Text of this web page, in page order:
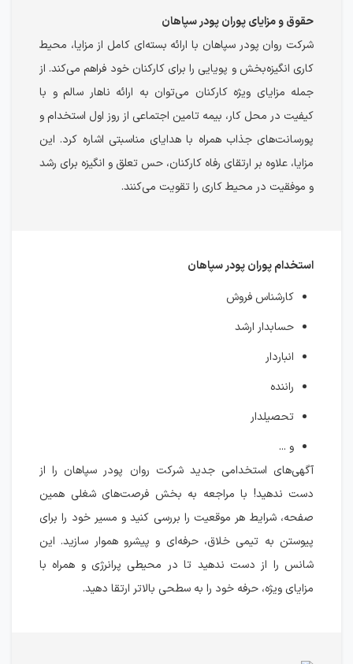
حقوق و مزایای پوران پودر سپاهان
شرکت روان پودر سپاهان با ارائه بسته‌ای کامل از مزایا، محیط
کاری انگیزه‌بخش و پویایی را برای کارکنان خود فراهم می‌کند. از
جمله مزایای ویژه کارکنان می‌توان به ارائه ناهار سالم و با
کیفیت در محل کار، بیمه تامین اجتماعی از روز اول استخدام و
پورسانت‌های جذاب همراه با هدایای مناسبتی اشاره کرد. این
مزایا، علاوه بر ارتقای رفاه کارکنان، حس تعلق و انگیزه برای رشد
و موفقیت در محیط کاری را تقویت می‌کنند.
استخدام پوران پودر سپاهان
کارشناس فروش
حسابدار ارشد
انباردار
راننده
تحصیلدار
و ...
آگهی‌های استخدامی جدید شرکت روان پودر سپاهان را از
دست ندهید! با مراجعه به بخش فرصت‌های شغلی همین
صفحه، شرایط هر موقعیت را بررسی کنید و مسیر خود را برای
پیوستن به تیمی خلاق، حرفه‌ای و پیشرو هموار سازید. این
شانس را از دست ندهید تا در محیطی پرانرژی و همراه با
مزایای ویژه، حرفه خود را به سطحی بالاتر ارتقا دهید.